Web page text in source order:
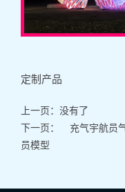
定制产品
上一页：没有了
下一页：
充气宇航员
员模型